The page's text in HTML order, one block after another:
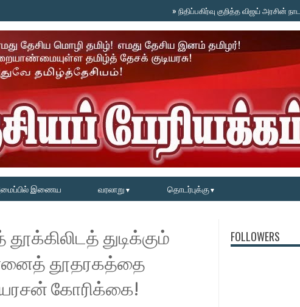
நிதிப்பகிர்வு குறித்த விஜய் அரசின்
இணைய வரலாறு ▼ தொடர்புக்கு▼
துடிக்கும்
தூதரகத்தை
கோரிக்கை!
FOLLOWERS